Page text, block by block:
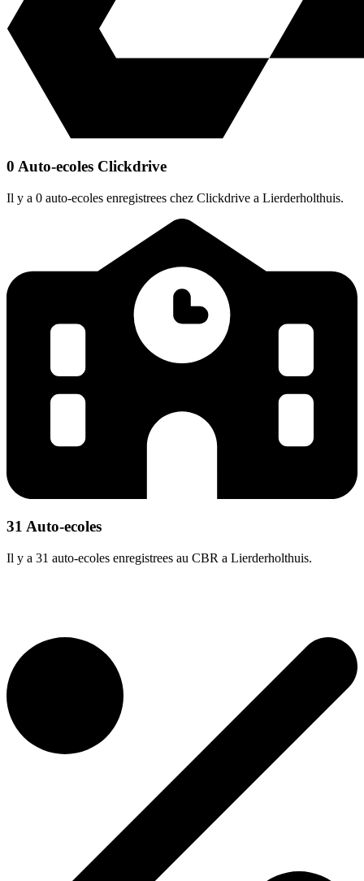
0 Auto-ecoles Clickdrive
Il y a 0 auto-ecoles enregistrees chez Clickdrive a Lierderholthuis.
31 Auto-ecoles
Il y a 31 auto-ecoles enregistrees au CBR a Lierderholthuis.